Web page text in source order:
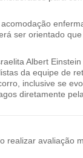
ser orientado
Albert
da equipe de
inclusive se
diretamente
realizar avaliação